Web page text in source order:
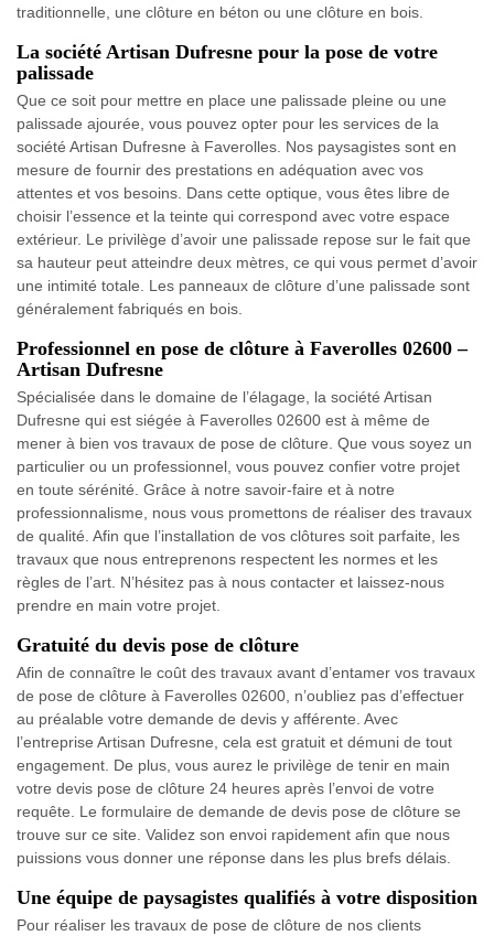
traditionnelle, une clôture en béton ou une clôture en bois.
La société Artisan Dufresne pour la pose de votre
palissade
Que ce soit pour mettre en place une palissade pleine ou une
palissade ajourée, vous pouvez opter pour les services de la
société Artisan Dufresne à Faverolles. Nos paysagistes sont en
mesure de fournir des prestations en adéquation avec vos
attentes et vos besoins. Dans cette optique, vous êtes libre de
choisir l’essence et la teinte qui correspond avec votre espace
extérieur. Le privilège d’avoir une palissade repose sur le fait que
sa hauteur peut atteindre deux mètres, ce qui vous permet d’avoir
une intimité totale. Les panneaux de clôture d’une palissade sont
généralement fabriqués en bois.
Professionnel en pose de clôture à Faverolles 02600 –
Artisan Dufresne
Spécialisée dans le domaine de l’élagage, la société Artisan
Dufresne qui est siégée à Faverolles 02600 est à même de
mener à bien vos travaux de pose de clôture. Que vous soyez un
particulier ou un professionnel, vous pouvez confier votre projet
en toute sérénité. Grâce à notre savoir-faire et à notre
professionnalisme, nous vous promettons de réaliser des travaux
de qualité. Afin que l’installation de vos clôtures soit parfaite, les
travaux que nous entreprenons respectent les normes et les
règles de l’art. N’hésitez pas à nous contacter et laissez-nous
prendre en main votre projet.
Gratuité du devis pose de clôture
Afin de connaître le coût des travaux avant d’entamer vos travaux
de pose de clôture à Faverolles 02600, n’oubliez pas d’effectuer
au préalable votre demande de devis y afférente. Avec
l’entreprise Artisan Dufresne, cela est gratuit et démuni de tout
engagement. De plus, vous aurez le privilège de tenir en main
votre devis pose de clôture 24 heures après l’envoi de votre
requête. Le formulaire de demande de devis pose de clôture se
trouve sur ce site. Validez son envoi rapidement afin que nous
puissions vous donner une réponse dans les plus brefs délais.
Une équipe de paysagistes qualifiés à votre disposition
Pour réaliser les travaux de pose de clôture de nos clients